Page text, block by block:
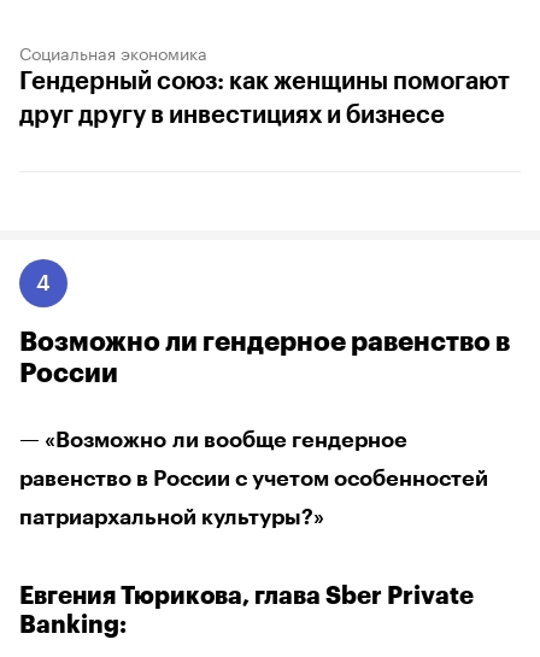
Социальная экономика
Гендерный союз: как женщины помогают
друг другу в инвестициях и бизнесе
4
Возможно ли гендерное равенство в
России
— «Возможно ли вообще гендерное
равенство в России с учетом особенностей
патриархальной культуры?»
Евгения Тюрикова, глава Sber Private
Banking: